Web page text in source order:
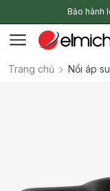
Bảo hành
Trang chủ Nồi áp